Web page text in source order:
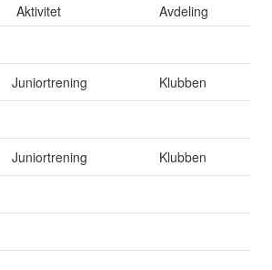
Aktivitet
Avdeling
Juniortrening Klubben
Juniortrening Klubben